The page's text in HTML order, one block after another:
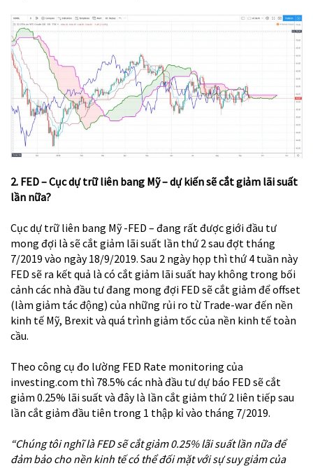
2. FED – Cục dự trữ liên bang Mỹ – dự kiến sẽ cắt giảm lãi suất
lần nữa?
Cục dự trữ liên bang Mỹ -FED – đang rất được giới đầu tư
mong đợi là sẽ cắt giảm lãi suất lần thứ 2 sau đợt tháng
7/2019 vào ngày 18/9/2019. Sau 2 ngày họp thì thứ 4 tuần này
FED sẽ ra kết quả là có cắt giảm lãi suất hay không trong bối
cảnh các nhà đầu tư đang mong đợi FED sẽ cắt giảm để offset
(làm giảm tác động) của những rủi ro từ Trade-war đến nền
kinh tế Mỹ, Brexit và quá trình giảm tốc của nền kinh tế toàn
cầu.
Theo công cụ đo lường FED Rate monitoring của
investing.com thì 78.5% các nhà đầu tư dự báo FED sẽ cắt
giảm 0.25% lãi suất và đây là lần cắt giảm thứ 2 liên tiếp sau
lần cắt giảm đầu tiên trong 1 thập kỉ vào tháng 7/2019.
“Chúng tôi nghĩ là FED sẽ cắt giảm 0.25% lãi suất lần nữa để
đảm bảo cho nền kinh tế có thể đối mặt với sự suy giảm của